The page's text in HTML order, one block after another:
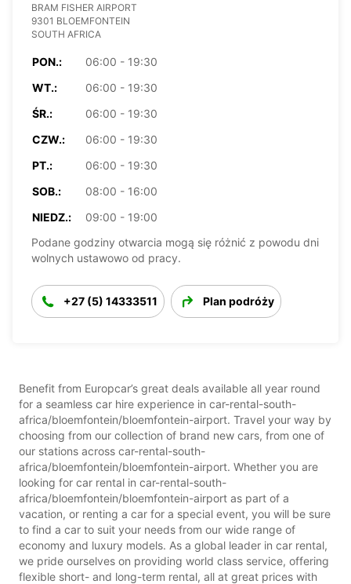
BRAM FISHER AIRPORT
9301 BLOEMFONTEIN
SOUTH AFRICA
PON.:
06:00 - 19:30
WT.:
06:00 - 19:30
ŚR.:
06:00 - 19:30
CZW.:
06:00 - 19:30
PT.:
06:00 - 19:30
SOB.:
08:00 - 16:00
NIEDZ.:
09:00 - 19:00
Podane godziny otwarcia mogą się różnić z powodu dni
wolnych ustawowo od pracy.
+27 (5) 14333511 Plan podróży
Benefit from Europcar’s great deals available all year round
for a seamless car hire experience in car-rental-south-
africa/bloemfontein/bloemfontein-airport. Travel your way by
choosing from our collection of brand new cars, from one of
our stations across car-rental-south-
africa/bloemfontein/bloemfontein-airport. Whether you are
looking for car rental in car-rental-south-
africa/bloemfontein/bloemfontein-airport as part of a
vacation, or renting a car for a special event, you will be sure
to find a car to suit your needs from our wide range of
economy and luxury models. As a global leader in car rental,
we pride ourselves on providing world class service, offering
flexible short- and long-term rental, all at great prices with